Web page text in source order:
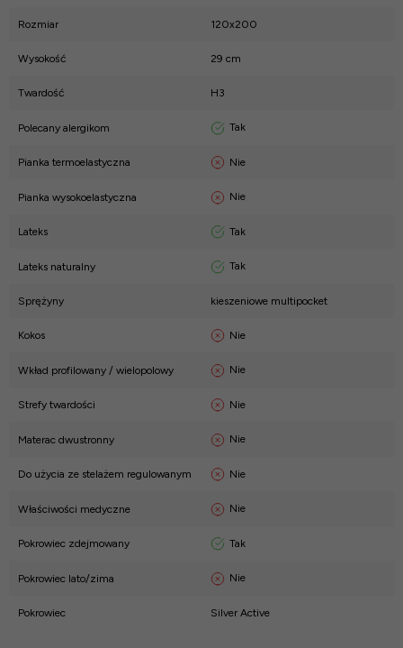
Rozmiar 120x200
Wysokość 29 cm
Twardość H3
Polecany alergikom Tak
Pianka termoelastyczna Nie
Pianka wysokoelastyczna Nie
Lateks Tak
Lateks naturalny Tak
Sprężyny kieszeniowe multipocket
Kokos Nie
Wkład profilowany / wielopolowy Nie
Strefy twardości Nie
Materac dwustronny Nie
Do użycia ze stelażem regulowanym Nie
Właściwości medyczne Nie
Pokrowiec zdejmowany Tak
Pokrowiec lato/zima Nie
Pokrowiec Silver Active